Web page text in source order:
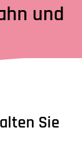
und
Sie